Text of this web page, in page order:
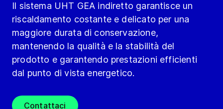
Il sistema UHT GEA indiretto garantisce un
riscaldamento costante e delicato per una
maggiore durata di conservazione,
mantenendo la qualità e la stabilità del
prodotto e garantendo prestazioni efficienti
dal punto di vista energetico.
Contattaci